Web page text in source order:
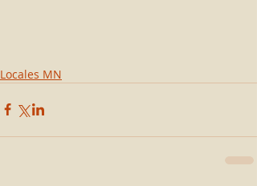
Locales MN